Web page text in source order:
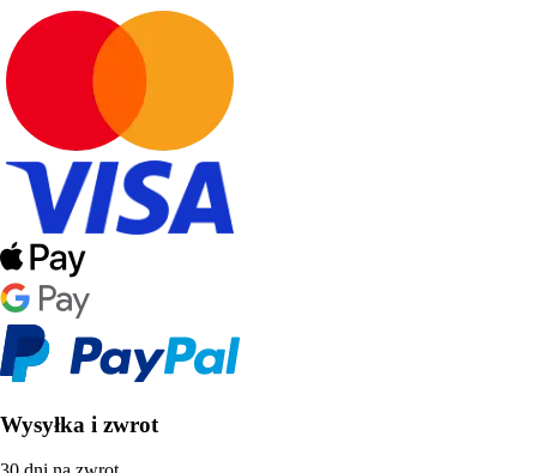
Wysyłka i zwrot